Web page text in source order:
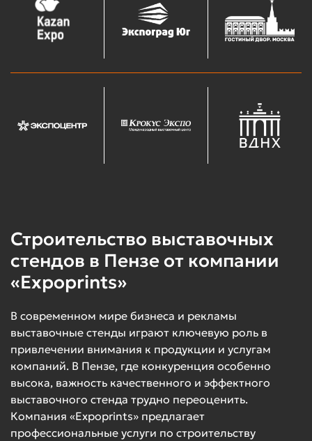
Строительство выставочных
стендов в Пензе от компании
«Expoprints»
В современном мире бизнеса и рекламы
выставочные стенды играют ключевую роль в
привлечении внимания к продукции и услугам
компаний. В Пензе, где конкуренция особенно
высока, важность качественного и эффектного
выставочного стенда трудно переоценить.
Компания «Expoprints» предлагает
профессиональные услуги по строительству